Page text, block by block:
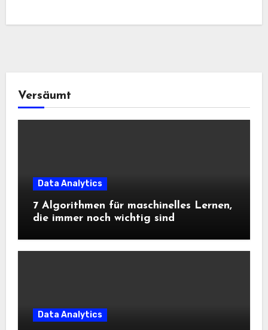
Versäumt
Data Analytics
7 Algorithmen für maschinelles Lernen,
die immer noch wichtig sind
Data Analytics